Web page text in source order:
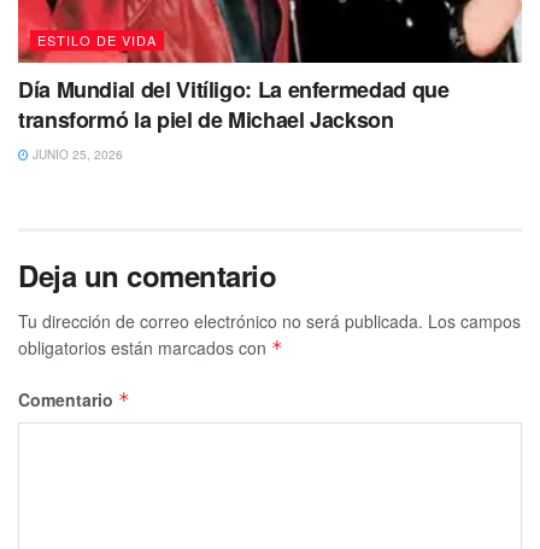
ESTILO DE VIDA
Día Mundial del Vitíligo: La enfermedad que
transformó la piel de Michael Jackson
JUNIO 25, 2026
Deja un comentario
Tu dirección de correo electrónico no será publicada. Los campos
obligatorios están marcados con *
Comentario *